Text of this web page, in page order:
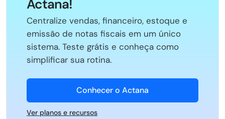
Actana!
Centralize vendas, financeiro, estoque e
emissão de notas fiscais em um único
sistema. Teste grátis e conheça como
simplificar sua rotina.
Conhecer o Actana
Ver planos e recursos